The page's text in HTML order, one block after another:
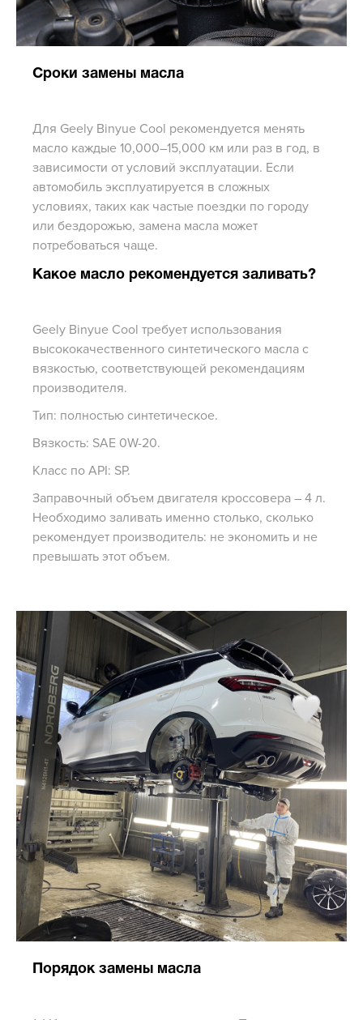
Сроки замены масла
Для Geely Binyue Cool рекомендуется менять
масло каждые 10,000–15,000 км или раз в год, в
зависимости от условий эксплуатации. Если
автомобиль эксплуатируется в сложных
условиях, таких как частые поездки по городу
или бездорожью, замена масла может
потребоваться чаще.
Какое масло рекомендуется заливать?
Geely Binyue Cool требует использования
высококачественного синтетического масла с
вязкостью, соответствующей рекомендациям
производителя.
Тип: полностью синтетическое.
Вязкость: SAE 0W-20.
Класс по API: SP.
Заправочный объем двигателя кроссовера – 4 л.
Необходимо заливать именно столько, сколько
рекомендует производитель: не экономить и не
превышать этот объем.
Порядок замены масла